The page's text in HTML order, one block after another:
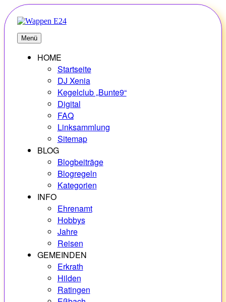
Zum
Inhalt
springen
E24
Erlebnisse – Hobbys – Vielfalt
Menü
HOME
Startseite
DJ Xenia
Kegelclub „Bunte9“
Digital
FAQ
Linksammlung
Sitemap
BLOG
Blogbeiträge
Blogregeln
Kategorien
INFO
Ehrenamt
Hobbys
Jahre
Reisen
GEMEINDEN
Erkrath
Hilden
Ratingen